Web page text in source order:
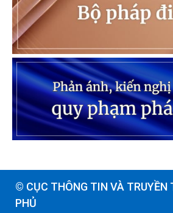
© CỤC THÔNG TIN VÀ TRUYỀN
PHỦ